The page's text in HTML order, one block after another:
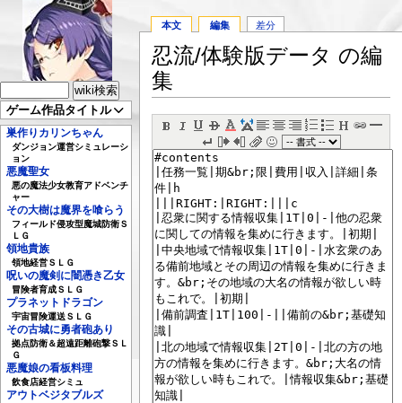
ゲーム作品タイトル
巣作りカリンちゃん
ダンジョン運営シミュレーシ
ョン
悪魔聖女
悪の魔法少女教育アドベンチ
ャー
その大樹は魔界を喰らう
フィールド侵攻型魔城防衛Ｓ
ＬＧ
領地貴族
領地経営ＳＬＧ
呪いの魔剣に闇憑き乙女
冒険者育成ＳＬＧ
プラネットドラゴン
宇宙冒険運送ＳＬＧ
その古城に勇者砲あり
拠点防衛＆超遠距離砲撃ＳＬ
Ｇ
悪魔娘の看板料理
飲食店経営シミュ
アウトベジタブルズ
本文 編集 差分
忍流/体験版データ の編
集